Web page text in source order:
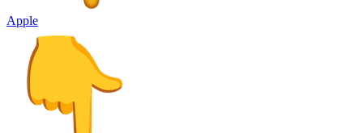
Apple